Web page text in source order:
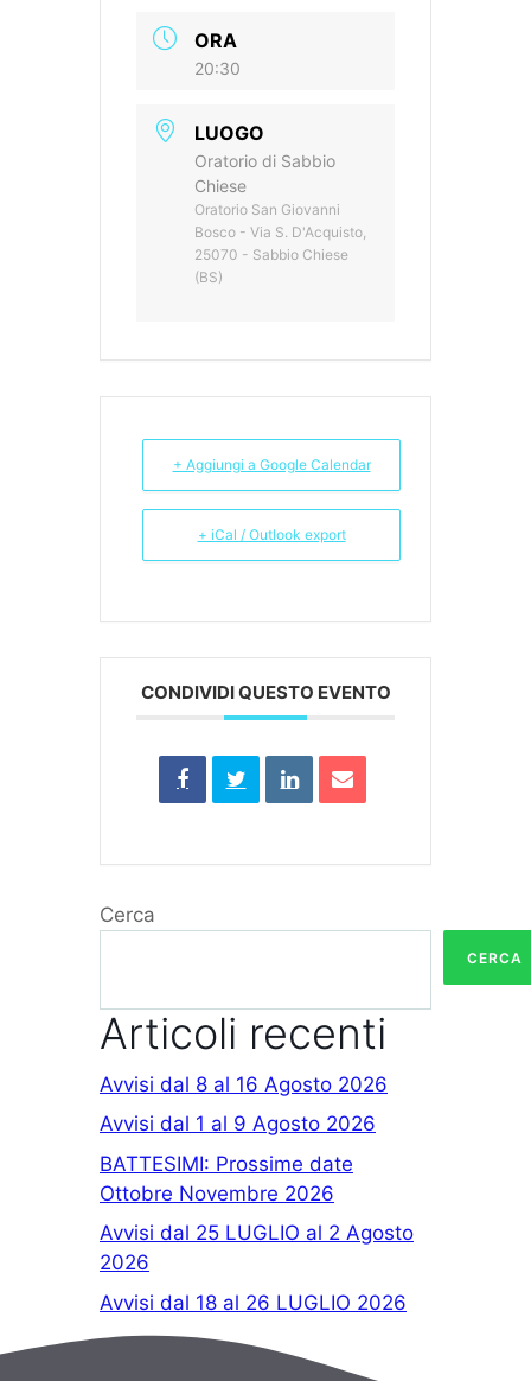
ORA
20:30
LUOGO
Oratorio di Sabbio
Chiese
Oratorio San Giovanni
Bosco - Via S. D'Acquisto,
25070 - Sabbio Chiese
(BS)
+ Aggiungi a Google Calendar
+ iCal / Outlook export
CONDIVIDI QUESTO EVENTO
Cerca
CERCA
Articoli recenti
Avvisi dal 8 al 16 Agosto 2026
Avvisi dal 1 al 9 Agosto 2026
BATTESIMI: Prossime date
Ottobre Novembre 2026
Avvisi dal 25 LUGLIO al 2 Agosto
2026
Avvisi dal 18 al 26 LUGLIO 2026